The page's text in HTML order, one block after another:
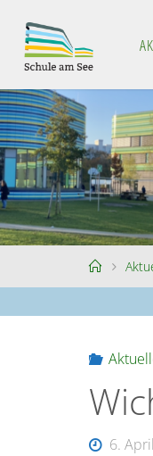
content
CH
ULE
AM
SEE
Home
6.